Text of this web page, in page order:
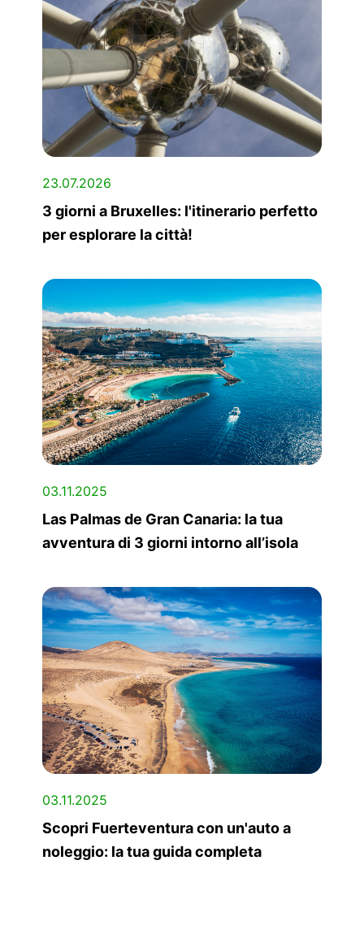
23.07.2026
3 giorni a Bruxelles: l'itinerario perfetto
per esplorare la città!
03.11.2025
Las Palmas de Gran Canaria: la tua
avventura di 3 giorni intorno all’isola
03.11.2025
Scopri Fuerteventura con un'auto a
noleggio: la tua guida completa